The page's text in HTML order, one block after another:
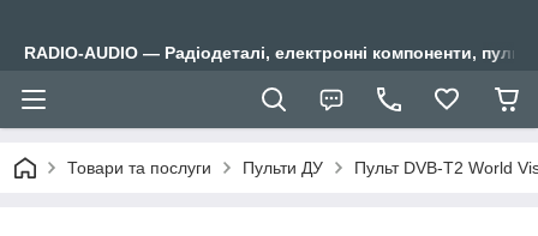
RADIO-AUDIO — Радіодеталі, електронні компоненти,
Товари та послуги Пульти ДУ Пульт DVB-T2 World